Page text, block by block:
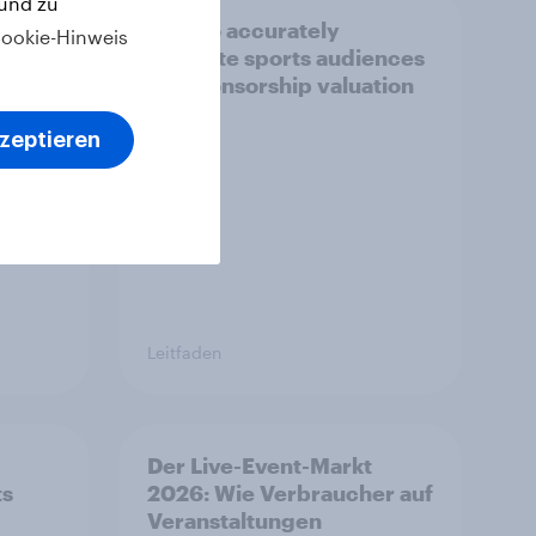
13
How to accurately
estimate sports audiences
for sponsorship valuation
Leitfaden
Der Live-Event-Markt
2026: Wie Verbraucher auf
Veranstaltungen
Hinweis